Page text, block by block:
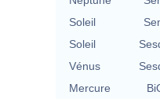
Soleil
Soleil
Vénus
Mercure